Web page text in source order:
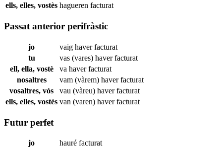
ells, elles, vostès hagueren facturat
Passat anterior perifràstic
jo vaig haverfacturat
tu
vas (vares) haverfacturat
ell, ella, vostè
va haverfacturat
nosaltres
vam (vàrem) haverfacturat
vosaltres, vós
vau (vàreu) haverfacturat
ells, elles, vostès van (varen) haverfacturat
Futur perfet
jo hauré facturat